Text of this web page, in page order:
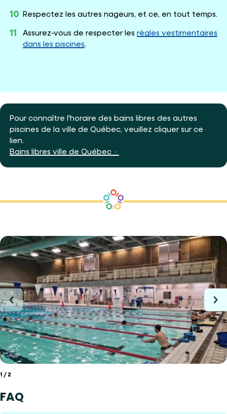
Respectez les autres nageurs, et ce, en tout temps.
Assurez-vous de respecter les règles vestimentaires
dans les piscines.
Pour connaître l'horaire des bains libres des autres
piscines de la ville de Québec, veuillez cliquer sur ce
lien.
Bains libres ville de Québec
1 / 2
FAQ